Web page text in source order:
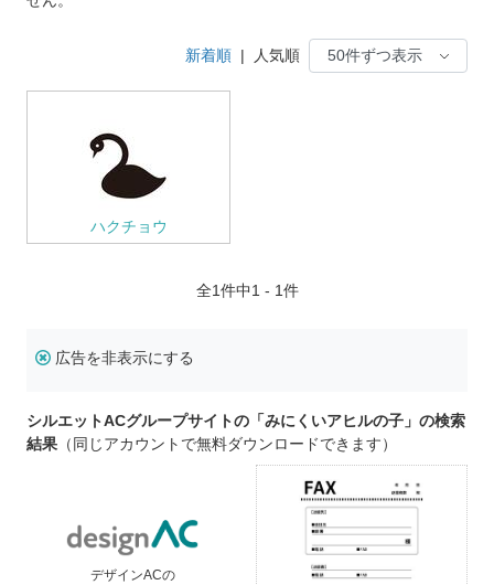
新着順 | 人気順
ハクチョウ
全1件中1 - 1件
広告を非表示にする
シルエットACグループサイトの「みにくいアヒルの子」の検索
結果 （同じアカウントで無料ダウンロードできます）
デザインACの